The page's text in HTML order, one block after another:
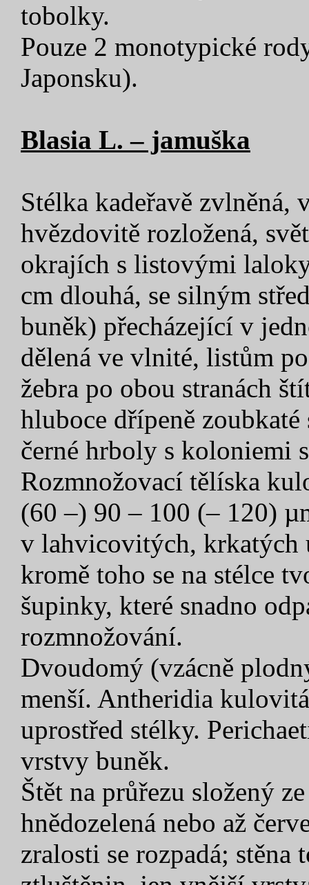
tobolky.
Pouze 2 monotypické
Japonsku).
Blasia L. – jamuška
Stélka kadeřavě zvlněná,
hvězdovitě rozložená,
okrajích s listovými
cm dlouhá, se silným
buněk) přecházející v
dělená ve vlnité, listům
žebra po obou stranách
hluboce dřípeně
černé hrboly s koloniemi
Rozmnožovací tělíska
(60 –) 90 – 100 (– 120)
v lahvicovitých, krkatých
kromě toho se na stélce
šupinky, které snadno
rozmnožování.
Dvoudomý (vzácně
menší. Antheridia
uprostřed stélky.
vrstvy buněk.
Štět na průřezu složený
hnědozelená nebo až
zralosti se rozpadá;